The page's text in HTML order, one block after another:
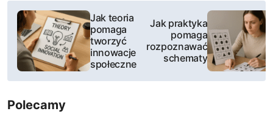
N
w
i
g
Jak teoria
pomaga
tworzyć
innowacje
społeczne
Jak praktyka
pomaga
rozpoznawać
schematy
Polecamy